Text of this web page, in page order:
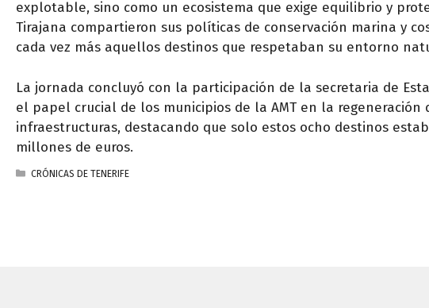
explotable, sino como un ecosistema que exige equilibrio y
Tirajana compartieron sus políticas de conservación marina y
cada vez más aquellos destinos que respetaban su entorno
La jornada concluyó con la participación de la secretaria de
el papel crucial de los municipios de la AMT en la
infraestructuras, destacando que solo estos ocho destinos
millones de euros.
CATEGORÍAS
CRÓNICAS DE TENERIFE